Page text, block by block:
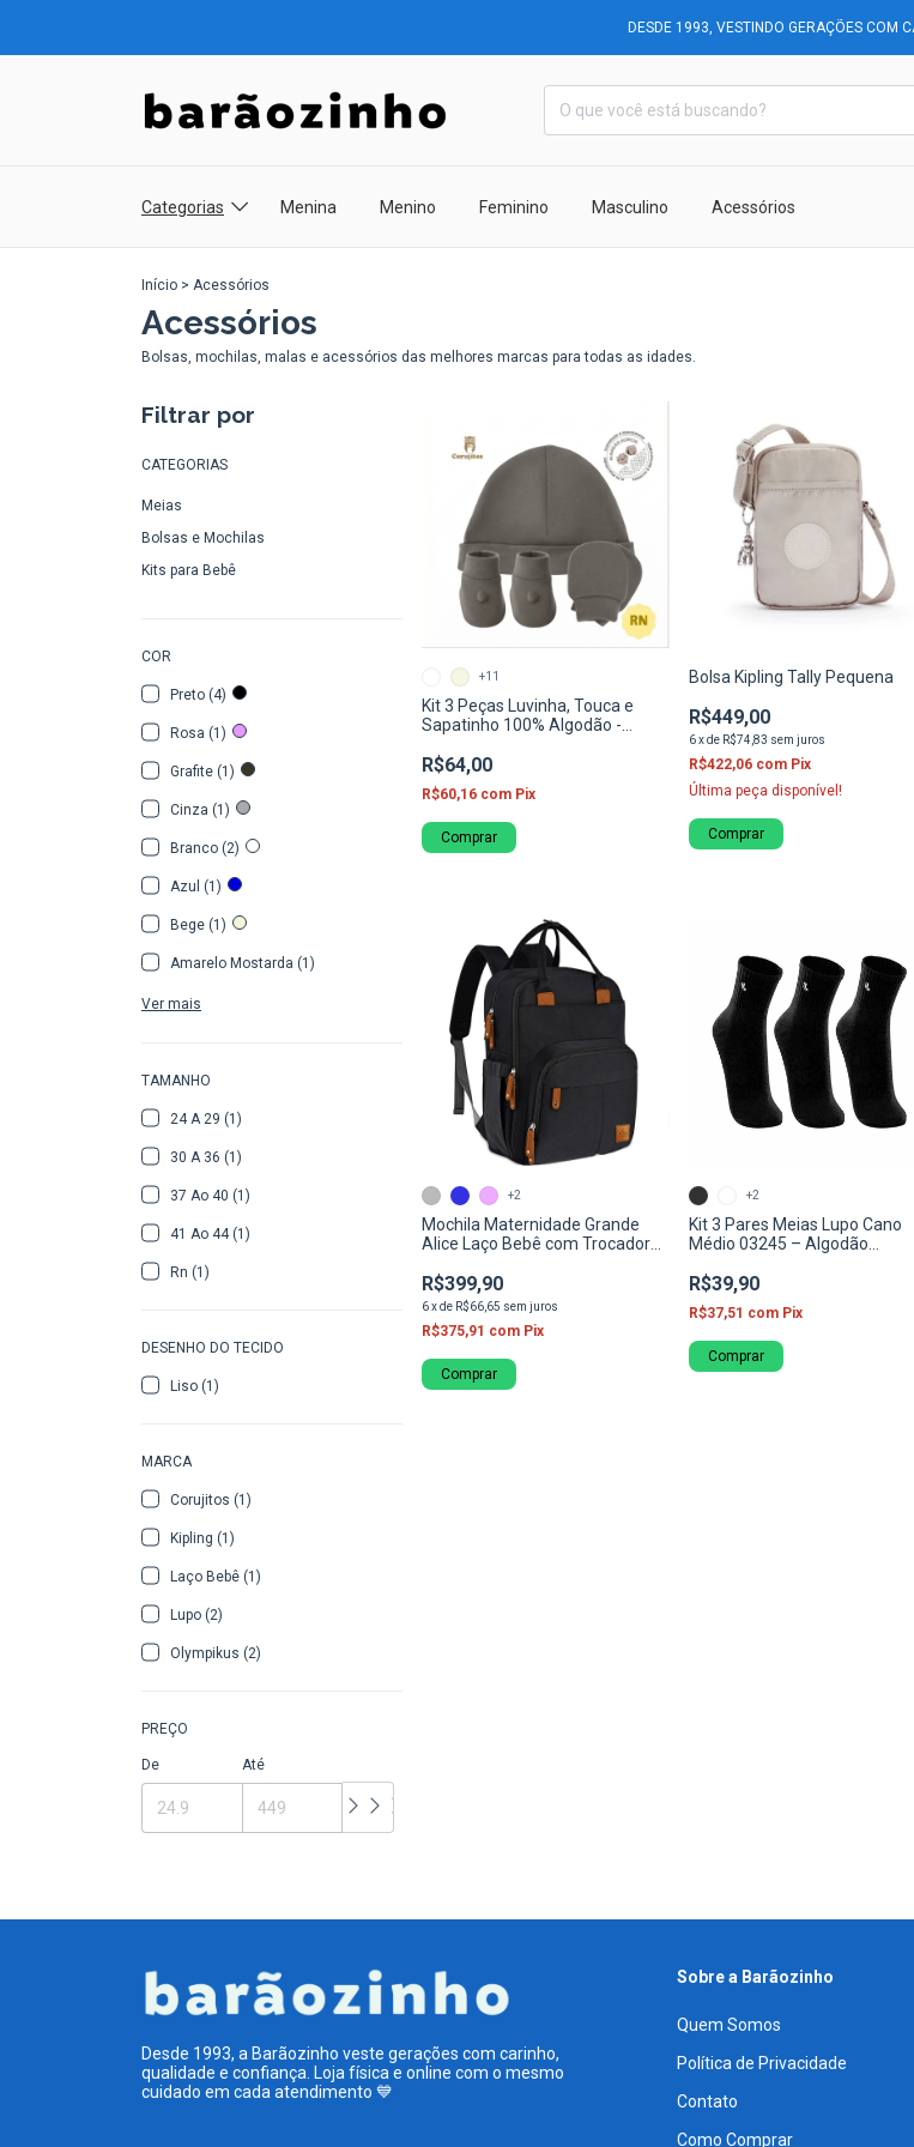
DESDE 1993, VESTINDO GERAÇÕES COM
Categorias Menina Menino Feminino Masculino Acessórios
Início > Acessórios
Acessórios
Bolsas, mochilas, malas e acessórios das melhores marcas para todas as idades.
Filtrar por
CATEGORIAS
Meias
Bolsas e Mochilas
Kits para Bebê
COR
Preto (4)
Rosa (1)
Grafite (1)
Cinza (1)
Branco (2)
Azul (1)
Bege (1)
Amarelo Mostarda (1)
Ver mais
TAMANHO
24 A 29 (1)
30 A 36 (1)
37 Ao 40 (1)
41 Ao 44 (1)
Rn (1)
DESENHO DO TECIDO
Liso (1)
MARCA
Corujitos (1)
Kipling (1)
Laço Bebê (1)
Lupo (2)
Olympikus (2)
PREÇO
De Até
Kit 3 Peças Luvinha, Touca e
Sapatinho 100% Algodão -
R$64,00
R$60,16 com Pix
+11
Comprar
Bolsa Kipling Tally Pequena
R$449,00
6 xde R$74,83 sem juros
R$422,06 com Pix
Última peça disponível!
Comprar
Mochila Maternidade Grande
Alice Laço Bebê com Trocador
R$399,90
6 xde R$66,65 sem juros
R$375,91 com Pix
+2
Comprar
Kit 3 Pares Meias Lupo Cano
Médio 03245 – Algodão
R$39,90
R$37,51 com Pix
+2
Comprar
Desde 1993, a Barãozinho veste gerações com carinho,
qualidade e confiança. Loja física e online com o mesmo
cuidado em cada atendimento 💙
Sobre a Barãozinho
Quem Somos
Política de Privacidade
Contato
Como Comprar